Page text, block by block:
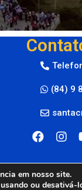
(84) 9
em nosso site.
ou desativá-